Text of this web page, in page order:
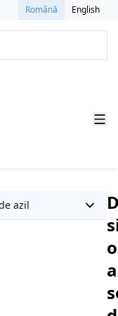
Română English
azil